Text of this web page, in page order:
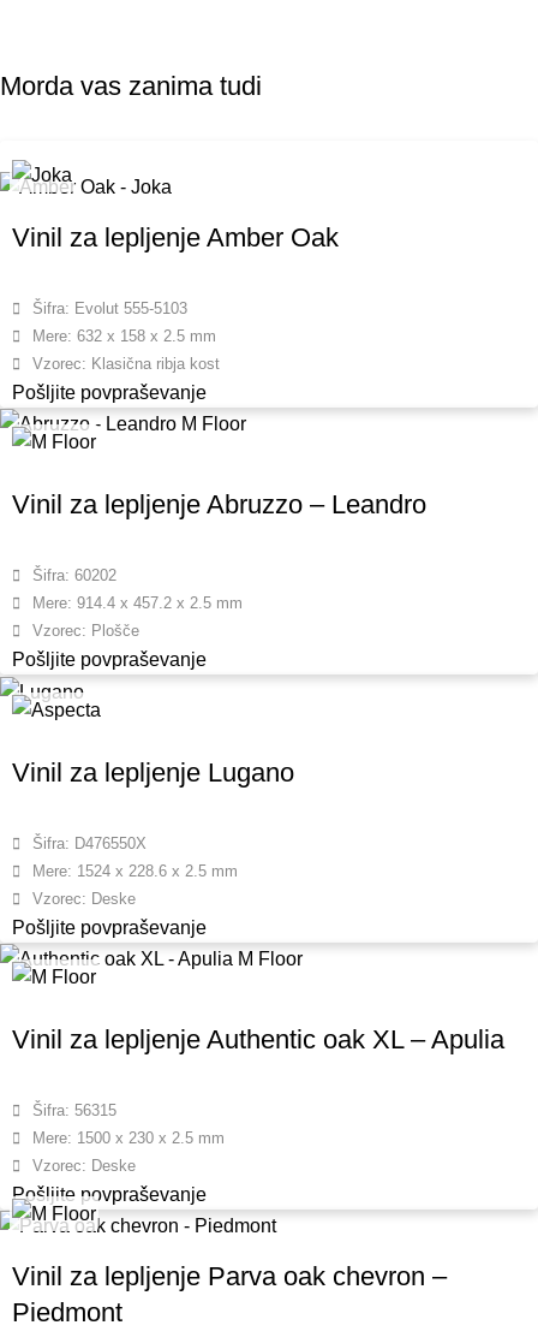
Morda vas zanima tudi
Vinil za lepljenje Amber Oak
Šifra: Evolut 555-5103
Mere: 632 x 158 x 2.5 mm
Vzorec: Klasična ribja kost
Pošljite povpraševanje
Vinil za lepljenje Abruzzo – Leandro
Šifra: 60202
Mere: 914.4 x 457.2 x 2.5 mm
Vzorec: Plošče
Pošljite povpraševanje
Vinil za lepljenje Lugano
Šifra: D476550X
Mere: 1524 x 228.6 x 2.5 mm
Vzorec: Deske
Pošljite povpraševanje
Vinil za lepljenje Authentic oak XL – Apulia
Šifra: 56315
Mere: 1500 x 230 x 2.5 mm
Vzorec: Deske
Pošljite povpraševanje
Vinil za lepljenje Parva oak chevron –
Piedmont